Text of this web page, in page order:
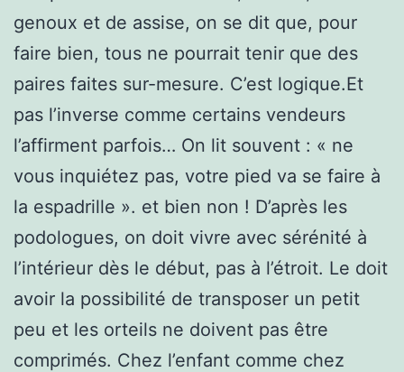
genoux et de assise, on se dit que, pour
faire bien, tous ne pourrait tenir que des
paires faites sur-mesure. C’est logique.Et
pas l’inverse comme certains vendeurs
l’affirment parfois… On lit souvent : « ne
vous inquiétez pas, votre pied va se faire à
la espadrille ». et bien non ! D’après les
podologues, on doit vivre avec sérénité à
l’intérieur dès le début, pas à l’étroit. Le doit
avoir la possibilité de transposer un petit
peu et les orteils ne doivent pas être
comprimés. Chez l’enfant comme chez